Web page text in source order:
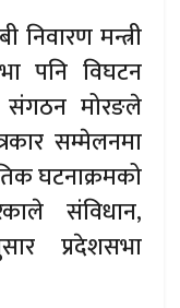
निवारण मन्त्री
पनि विघटन
मोरङले
सम्मेलनमा
घटनाक्रमको
संविधान,
प्रदेशसभा